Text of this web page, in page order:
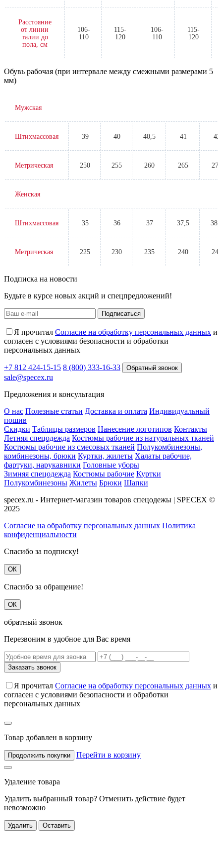
Расстояние
от линии
талии до
пола, см
106-
110
115-
120
106-
110
115-
120
Обувь рабочая (при интервале между смежными размерами 5
мм)
Мужская
Штихмассовая 39 40 40,5 41 42
Метрическая 250 255 260 265 270
Женская
Штихмассовая 35 36 37 37,5
Метрическая 225 230 235 240 245
Подписка на новости
Будьте в курсе новых акций и спецпредложений!
Подписаться
Я прочитал Согласие на обработку персональных данных и
согласен с условиями безопасности и обработки
персональных данных
+7 812 424-15-15 8 (800) 333-16-33 Обратный звонок
sale@specex.ru
Предложения и консультация
О нас Полезные статьи Доставка и оплата Индивидуальный
пошив
Скидки Таблицы размеров Нанесение логотипов Контакты
Летняя спецодежда Костюмы рабочие из натуральных тканей
Костюмы рабочие из смесовых тканей Полукомбинезоны,
комбинезоны, брюки Куртки, жилеты Халаты рабочие,
фартуки, нарукавники Головные уборы
Зимняя спецодежда Костюмы рабочие Куртки
Полукомбинезоны Жилеты Брюки Шапки
specex.ru - Интернет-магазин товаров спецодежы | SPECEX ©
2025
Согласие на обработку персональных данных Политика
конфиденциальности
Спасибо за подписку!
ОК
Спасибо за обращение!
ОК
обратный звонок
Перезвоним в удобное для Вас время
Заказать звонок
Я прочитал Согласие на обработку персональных данных и
согласен с условиями безопасности и обработки
персональных данных
Товар добавлен в корзину
Продолжить покупки Перейти в корзину
Удаление товара
Удалить выбранный товар? Отменить действие будет
невозможно
Удалить Оставить